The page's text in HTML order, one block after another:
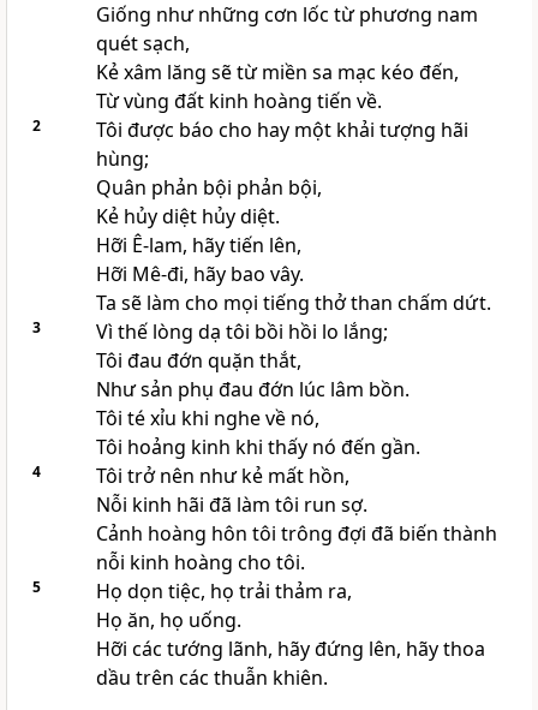
Giống như những cơn lốc từ phương nam
quét sạch,
Kẻ xâm lăng sẽ từ miền sa mạc kéo đến,
Từ vùng đất kinh hoàng tiến về.
2
Tôi được báo cho hay một khải tượng hãi
hùng;
Quân phản bội phản bội,
Kẻ hủy diệt hủy diệt.
Hỡi Ê-lam, hãy tiến lên,
Hỡi Mê-đi, hãy bao vây.
Ta sẽ làm cho mọi tiếng thở than chấm dứt.
3
Vì thế lòng dạ tôi bồi hồi lo lắng;
Tôi đau đớn quặn thắt,
Như sản phụ đau đớn lúc lâm bồn.
Tôi té xỉu khi nghe về nó,
Tôi hoảng kinh khi thấy nó đến gần.
4
Tôi trở nên như kẻ mất hồn,
Nỗi kinh hãi đã làm tôi run sợ.
Cảnh hoàng hôn tôi trông đợi đã biến thành
nỗi kinh hoàng cho tôi.
5
Họ dọn tiệc, họ trải thảm ra,
Họ ăn, họ uống.
Hỡi các tướng lãnh, hãy đứng lên, hãy thoa
dầu trên các thuẫn khiên.